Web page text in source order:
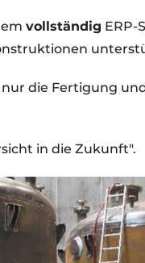
vollständig ERP-
nur die Fertigung
in die Zukunft".